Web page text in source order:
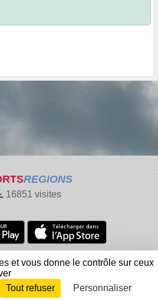
REGIONS
16851 visites
Gestion des cookies
Signaler un contenu inapproprié
Connexion
et vous donne le contrôle sur ceux
Tout refuser Personnaliser